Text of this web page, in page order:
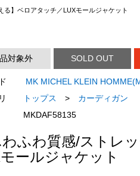
る】ベロアタッチ／LUXモールジャケット
対象外 SOLD OUT
MK MICHEL KLEIN
トップス >
カーディガン
MKDAF58135
わふわ質感/ストレ
ールジャケット